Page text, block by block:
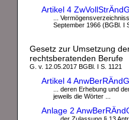
Artikel 4
...
September 1966 (BGBl. I
Gesetz zur Umsetzung
rechtsberatenden Berufe
G. v. 12.05.2017 BGBl. I S. 1121
Artikel 4
... deren Erhebung und
jeweils die Wörter ...
Anlage 2